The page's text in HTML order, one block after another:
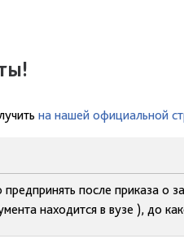
на нашей официальной
после приказа о
находится в вузе ), до